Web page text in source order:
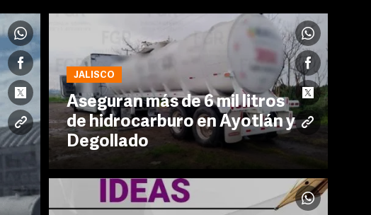
JALISCO
Aseguran más de 6 mil litros
de hidrocarburo en Ayotlán y
Degollado